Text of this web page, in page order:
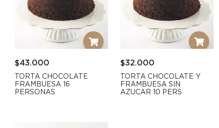
$43.000
TORTA CHOCOLATE
FRAMBUESA 16
PERSONAS
$32.000
TORTA CHOCOLATE Y
FRAMBUESA SIN
AZUCAR 10 PERS